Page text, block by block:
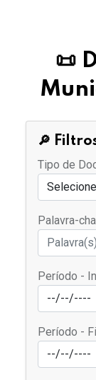
📜
🔎
Tipo de
Palavra-
Período -
Período -